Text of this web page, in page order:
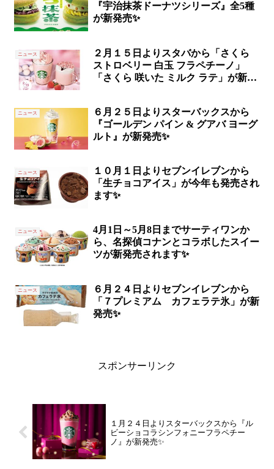
『宇治抹茶ドーナツシリーズ』全5種
が新発売✨
ニュース
２月１５日よりスタバから「さくら
ストロベリー 白玉 フラペチーノ」
「さくら 咲いた ミルク ラテ」が新発
ニュース
６月２５日よりスターバックスから
『ゴールデン パイン & グアバ ヨーグ
ルト』が新発売✨
ニュース
１０月１日よりセブンイレブンから
「生チョコアイス」が今年も発売され
ます✨
ニュース
4月1日～5月8日までサーティワンか
ら、名探偵コナンとコラボしたスイー
ツが新発売されます✨
ニュース
６月２４日よりセブンイレブンから
「７プレミアム カフェラテ氷」が新
発売✨
スポンサーリンク
１月２４日よりスターバックスから『ル
ビーショコラシンフォニーフラペチー
ノ』が新発売✨